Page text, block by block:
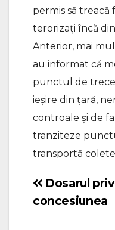
permis să treacă
terorizați încă
Anterior, mai
au informat că
punctul de
ieșire din țară,
controale și de
tranziteze
transportă
Navigare
în
Dosarul
concesiunea